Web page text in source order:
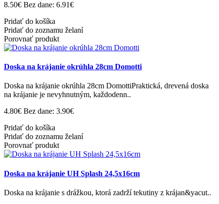
8.50€ Bez dane: 6.91€
Pridať do košíka
Pridať do zoznamu želaní
Porovnať produkt
Doska na krájanie okrúhla 28cm Domotti
Doska na krájanie okrúhla 28cm DomottiPraktická, drevená doska
na krájanie je nevyhnutným, každodenn..
4.80€ Bez dane: 3.90€
Pridať do košíka
Pridať do zoznamu želaní
Porovnať produkt
Doska na krájanie UH Splash 24,5x16cm
Doska na krájanie s drážkou, ktorá zadrží tekutiny z krájan&yacut..